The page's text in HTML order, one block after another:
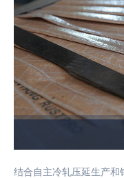
结合自主冷轧压延生产